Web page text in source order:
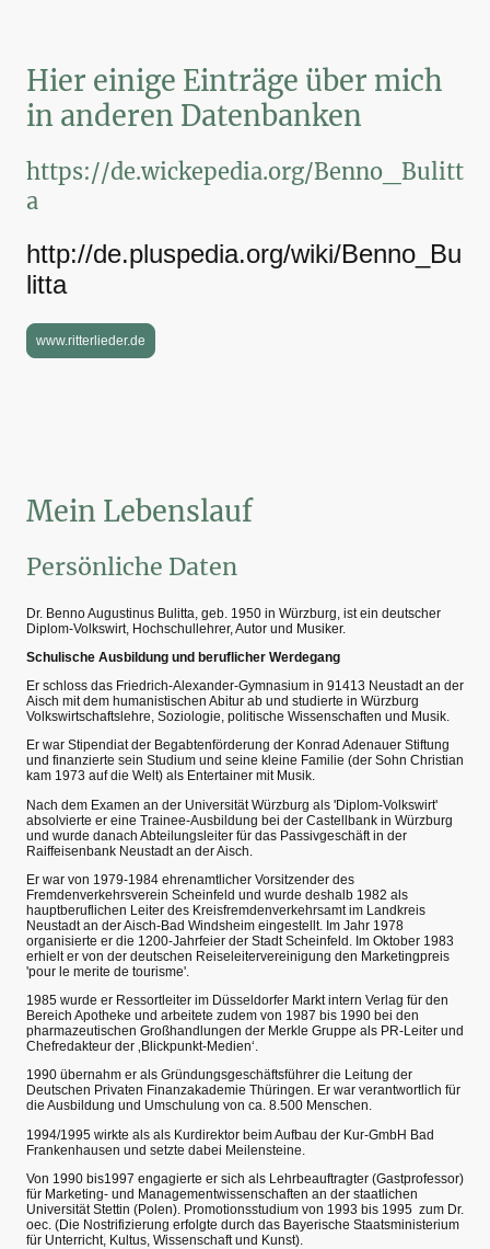
Hier einige Einträge über mich
in anderen Datenbanken
https://de.wickepedia.org/Benno_Bulitt
a
http://de.pluspedia.org/wiki/Benno_Bu
litta
www.ritterlieder.de
Mein Lebenslauf
Persönliche Daten
Dr. Benno Augustinus Bulitta, geb. 1950 in Würzburg, ist ein deutscher
Diplom-Volkswirt, Hochschullehrer, Autor und Musiker.
Schulische Ausbildung und beruflicher Werdegang
Er schloss das Friedrich-Alexander-Gymnasium in 91413 Neustadt an der
Aisch mit dem humanistischen Abitur ab und studierte in Würzburg
Volkswirtschaftslehre, Soziologie, politische Wissenschaften und Musik.
Er war Stipendiat der Begabtenförderung der Konrad Adenauer Stiftung
und finanzierte sein Studium und seine kleine Familie (der Sohn Christian
kam 1973 auf die Welt) als Entertainer mit Musik.
Nach dem Examen an der Universität Würzburg als 'Diplom-Volkswirt'
absolvierte er eine Trainee-Ausbildung bei der Castellbank in Würzburg
und wurde danach Abteilungsleiter für das Passivgeschäft in der
Raiffeisenbank Neustadt an der Aisch.
Er war von 1979-1984 ehrenamtlicher Vorsitzender des
Fremdenverkehrsverein Scheinfeld und wurde deshalb 1982 als
hauptberuflichen Leiter des Kreisfremdenverkehrsamt im Landkreis
Neustadt an der Aisch-Bad Windsheim eingestellt. Im Jahr 1978
organisierte er die 1200-Jahrfeier der Stadt Scheinfeld. Im Oktober 1983
erhielt er von der deutschen Reiseleitervereinigung den Marketingpreis
'pour le merite de tourisme'.
1985 wurde er Ressortleiter im Düsseldorfer Markt intern Verlag für den
Bereich Apotheke und arbeitete zudem von 1987 bis 1990 bei den
pharmazeutischen Großhandlungen der Merkle Gruppe als PR-Leiter und
Chefredakteur der ‚Blickpunkt-Medien‘.
1990 übernahm er als Gründungsgeschäftsführer die Leitung der
Deutschen Privaten Finanzakademie Thüringen. Er war verantwortlich für
die Ausbildung und Umschulung von ca. 8.500 Menschen.
1994/1995 wirkte als als Kurdirektor beim Aufbau der Kur-GmbH Bad
Frankenhausen und setzte dabei Meilensteine.
Von 1990 bis1997 engagierte er sich als Lehrbeauftragter (Gastprofessor)
für Marketing- und Managementwissenschaften an der staatlichen
Universität Stettin (Polen). Promotionsstudium von 1993 bis 1995 zum Dr.
oec. (Die Nostrifizierung erfolgte durch das Bayerische Staatsministerium
für Unterricht, Kultus, Wissenschaft und Kunst).